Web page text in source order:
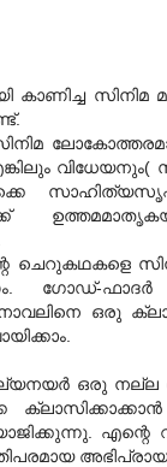
സിനിമ
വിധേയനും(
ചെറുകഥകളെ
ഗോഡ്-
ഒരു
ഒരു നല്ല
എന്റെ